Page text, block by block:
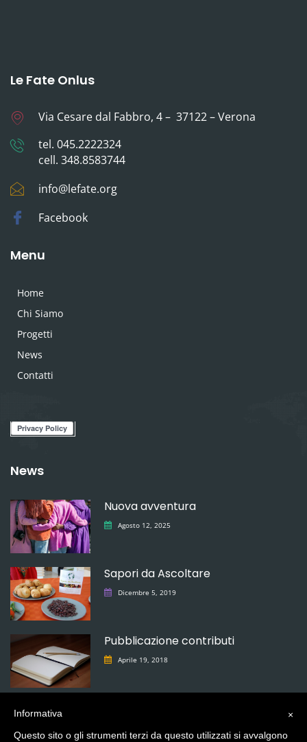
Le Fate Onlus
Via Cesare dal Fabbro, 4 – 37122 – Verona
tel. 045.2222324
cell. 348.8583744
info@lefate.org
Facebook
Menu
Home
Chi Siamo
Progetti
News
Contatti
News
Nuova avventura
Agosto 12, 2025
Sapori da Ascoltare
Dicembre 5, 2019
Pubblicazione contributi
Aprile 19, 2018
×
Informativa
Questo sito o gli strumenti terzi da questo utilizzati si avvalgono